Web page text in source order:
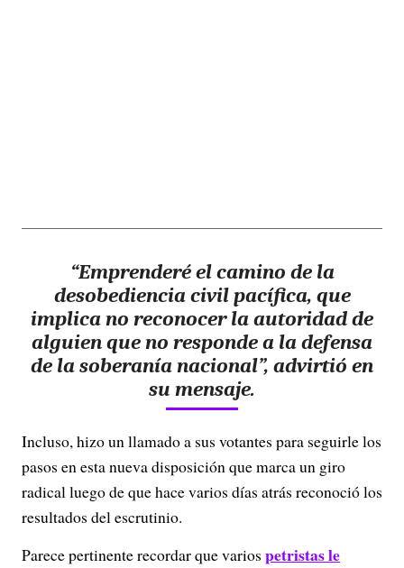
“Emprenderé el camino de la
desobediencia civil pacífica, que
implica no reconocer la autoridad de
alguien que no responde a la defensa
de la soberanía nacional”, advirtió en
su mensaje.
Incluso, hizo un llamado a sus votantes para seguirle los
pasos en esta nueva disposición que marca un giro
radical luego de que hace varios días atrás reconoció los
resultados del escrutinio.
Parece pertinente recordar que varios petristas le